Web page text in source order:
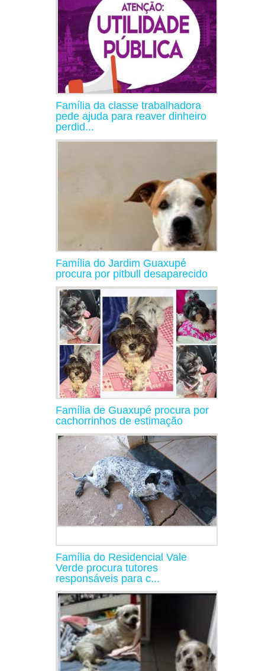
Família da classe trabalhadora
pede ajuda para reaver dinheiro
perdid...
Família do Jardim Guaxupé
procura por pitbull desaparecido
Família de Guaxupé procura por
cachorrinhos de estimação
Família do Residencial Vale
Verde procura tutores
responsáveis para c...